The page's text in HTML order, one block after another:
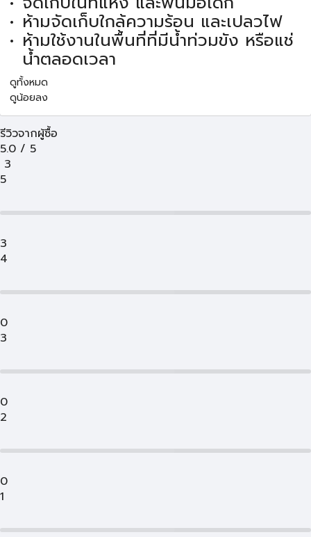
ห้ามจัดเก็บใกล้ความร้อน และเปลวไฟ
ห้ามใช้งานในพื้นที่ที่มีน้ำท่วมขัง หรือแช่
น้ำตลอดเวลา
ดูทั้งหมด
ดูน้อยลง
รีวิวจากผู้ซื้อ
5.0 / 5
3
5
3
4
0
3
0
2
0
1